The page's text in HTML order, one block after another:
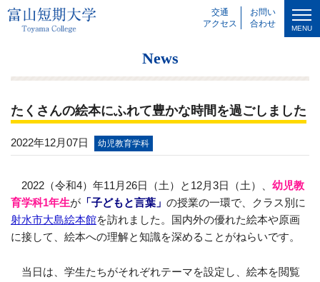
交通
アクセス
お問い
合わせ
MENU
News
たくさんの絵本にふれて豊かな時間を過ごしました
2022年12月07日 幼児教育学科
2022（令和4）年11月26日（土）と12月3日（土）、 幼児教
育学科1年生が 「子どもと言葉」 の授業の一環で、クラス別に
射水市大島絵本館を訪れました。国内外の優れた絵本や原画
に接して、絵本への理解と知識を深めることがねらいです。
当日は、学生たちがそれぞれテーマを設定し、絵本を閲覧